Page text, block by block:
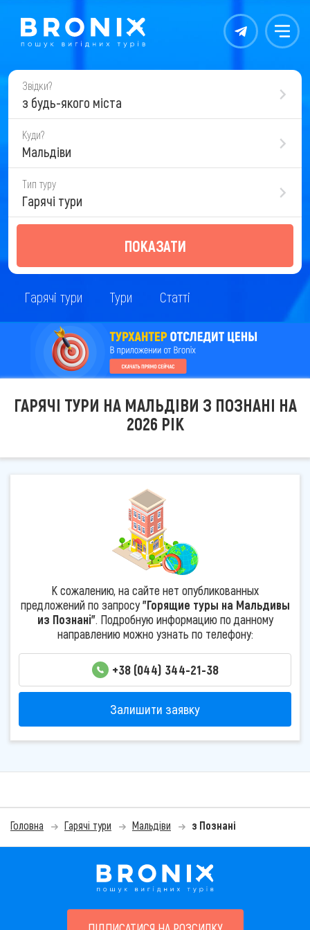
Контакты Меню
Звідки?
з будь-якого міста
Куди?
Мальдіви
Тип туру
Гарячі тури
ПОКАЗАТИ
Гарячі тури Тури Статті
ГАРЯЧІ ТУРИ НА МАЛЬДІВИ З ПОЗНАНІ НА
2026 РІК
К сожалению, на сайте нет опубликованных
предложений по запросу"Горящие туры на Мальдивы
из Познані". Подробную информацию по данному
направлению можно узнать по телефону:
+38 (044) 344-21-38
Залишити заявку
Головна Гарячі тури Мальдіви з Познані